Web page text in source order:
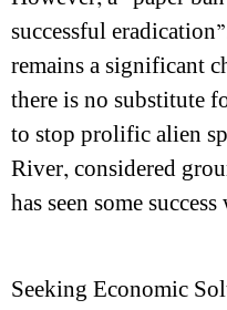
successful
remains a significant
there is no substitute
to stop prolific alien
River, considered
has seen some
Seeking Economic